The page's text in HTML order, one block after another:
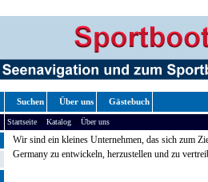
Suchen Über uns Gästebuch
Startseite » Katalog » Über uns
Wir sind ein kleines Unternehmen, das sich zum
Germany zu entwickeln, herzustellen und zu